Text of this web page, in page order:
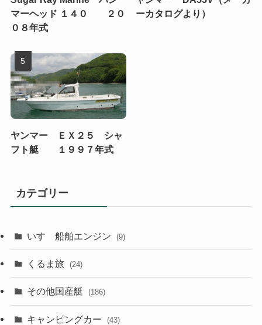
マーヘッド １４０ ２０
０８年式
ーカタログより）
ヤンマー ＥＸ２５ シャ
フト艇 １９９７年式
カテゴリー
いすゞ船舶エンジン (9)
くるま旅 (24)
その他国産艇 (186)
キャンピングカー (43)